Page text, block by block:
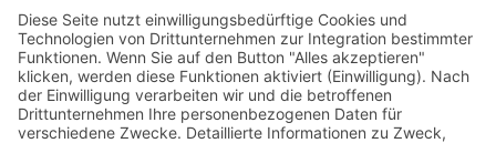
E-Mail
Wir benötigen Ihre Zustimmung, um den reCaptcha v3-
Service zu laden!Wir verwenden reCAPTCHA, um Ihre
eingegebenen Informationen zu überprüfen. Dieser Service kann